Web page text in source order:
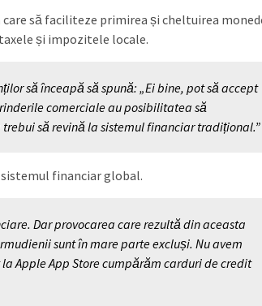
să faciliteze primirea și cheltuirea
și impozitele locale.
să înceapă să spună: „Ei bine, pot să accept
comerciale au posibilitatea să
să revină la sistemul financiar tradițional.”
financiar global.
Dar provocarea care rezultă din aceasta
sunt în mare parte excluși. Nu avem
Apple App Store cumpărăm carduri de credit